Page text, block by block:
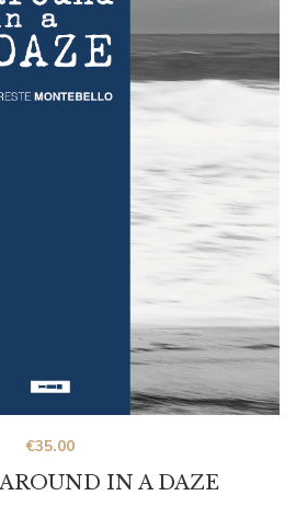
IN A DAZE
€35.00